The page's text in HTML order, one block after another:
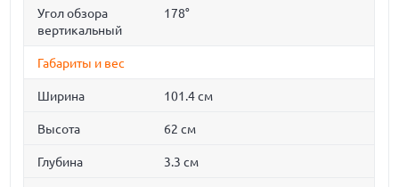
Угол обзора
вертикальный
178°
Габариты и вес
Ширина 101.4 см
Высота 62 см
Глубина 3.3 см